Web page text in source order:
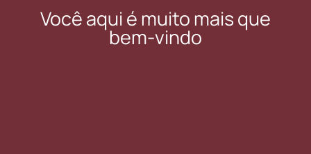
Você aqui é muito mais que
bem-vindo